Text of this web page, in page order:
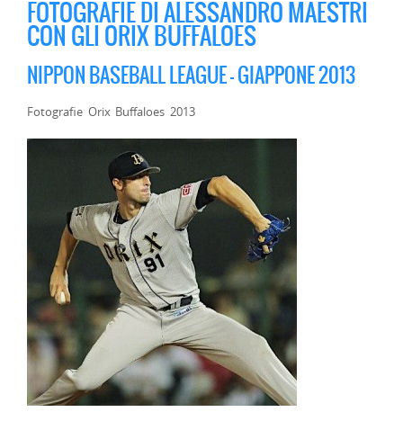
FOTOGRAFIE DI ALESSANDRO MAESTRI
CON GLI ORIX BUFFALOES
NIPPON BASEBALL LEAGUE – GIAPPONE 2013
Fotografie Orix Buffaloes 2013